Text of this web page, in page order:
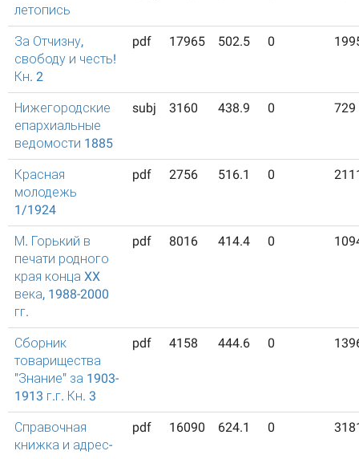
летопись
За Отчизну,
свободу и честь!
Кн. 2
pdf 17965 502.5 0
Нижегородские
епархиальные
ведомости 1885
subj 3160 438.9 0 729
Красная
молодежь
1/1924
pdf 2756 516.1 0
М. Горький в
печати родного
края конца XX
века, 1988-2000
гг.
pdf 8016 414.4 0
Сборник
товарищества
"Знание" за 1903-
1913 г.г. Кн. 3
pdf 4158 444.6 0
Справочная
книжка и адрес-
pdf 16090 624.1 0